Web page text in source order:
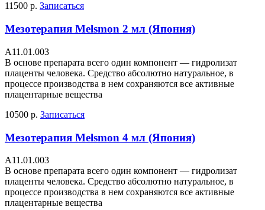
11500 р. Записаться
Мезотерапия Melsmon 2 мл (Япония)
А11.01.003
В основе препарата всего один компонент — гидролизат
плаценты человека. Средство абсолютно натуральное, в
процессе производства в нем сохраняются все активные
плацентарные вещества
10500 р. Записаться
Мезотерапия Melsmon 4 мл (Япония)
А11.01.003
В основе препарата всего один компонент — гидролизат
плаценты человека. Средство абсолютно натуральное, в
процессе производства в нем сохраняются все активные
плацентарные вещества